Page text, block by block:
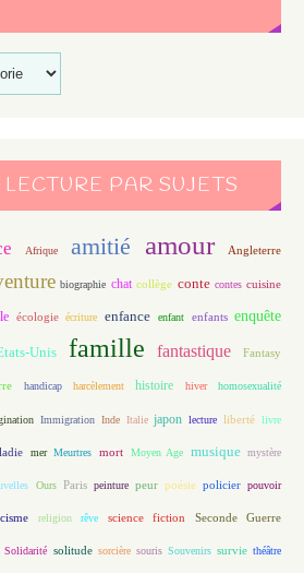
PAR SUJETS
Afrique amitié amour Angleterre
biographie chat collège conte contes cuisine
écologie écriture enfance enfant enfants enquête
Unis famille fantastique Fantasy
handicap harcèlement histoire hiver homosexualité
Immigration Inde Italie japon lecture liberté livre
mer Meurtres mort Moyen Age musique mystère
Ours Paris peinture peur poésie policier pouvoir
religion rêve science fiction Seconde Guerre
Solidarité solitude sorcière souris Souvenirs survie théâtre